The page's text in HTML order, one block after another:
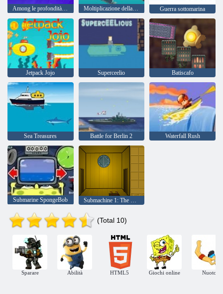
Among le profondità dell'oceano Moltiplicazione della carica matematica Guerra sottomarina
Jetpack Jojo Superceelio Batiscafo
Sea Treasures Battle for Berlin 2 Waterfall Rush
Submarine SpongeBob Submachine 1: The Basement
(Total 10)
Sparare Abilità HTML5 Giochi online Nuoto